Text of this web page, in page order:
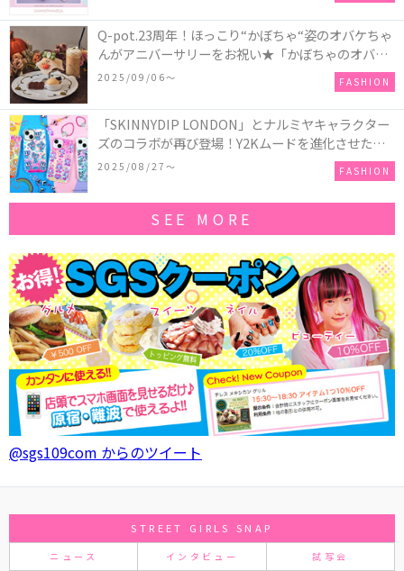
Q-pot.23周年！ほっこり“かぼちゃ“姿のオバケちゃ
んがアニバーサリーをお祝い★「かぼちゃのオバケ
ーキアクセサリー」が新発売！Q-pot CAFE.では
「かぼちゃのオバケーキプレート」も登場
2025/09/06〜 FASHION
「SKINNYDIP LONDON」とナルミヤキャラクター
ズのコラボが再び登場！Y2Kムードを進化させた新
作コレクションを発売♪
2025/08/27〜 FASHION
SEE MORE
@sgs109com からのツイート
STREET GIRLS SNAP
ニュース インタビュー 試写会